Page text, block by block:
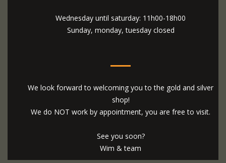
Wednesday until saturday: 11h00-18h00
Sunday, monday, tuesday closed
We look forward to welcoming you to the gold and silver
shop!
We do NOT work by appointment, you are free to visit.
See you soon?
Wim & team